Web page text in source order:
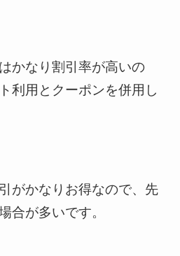
かなり割引率が高いの
利用とクーポンを併用し
がかなりお得なので、先
合が多いです。